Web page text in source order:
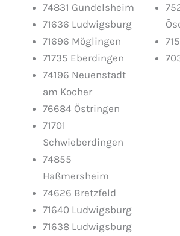
74831 Gundelsheim
71636 Ludwigsburg
71696 Möglingen
71735 Eberdingen
74196 Neuenstadt
am Kocher
76684 Östringen
71701
Schwieberdingen
74855
Haßmersheim
74626 Bretzfeld
71640 Ludwigsburg
71638 Ludwigsburg